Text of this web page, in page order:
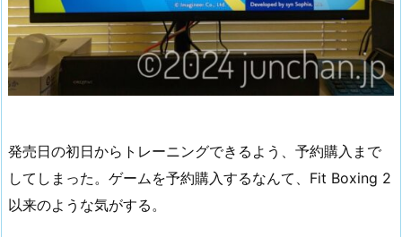
発売日の初日からトレーニングできるよう、予約購入まで
してしまった。ゲームを予約購入するなんて、Fit Boxing 2
以来のような気がする。